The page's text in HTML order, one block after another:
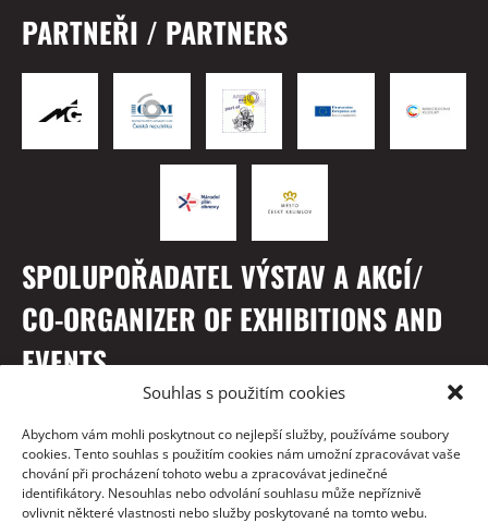
Souhlas s použitím cookies
Abychom vám mohli poskytnout co nejlepší služby, používáme soubory
cookies. Tento souhlas s použitím cookies nám umožní zpracovávat vaše
chování při procházení tohoto webu a zpracovávat jedinečné
identifikátory. Nesouhlas nebo odvolání souhlasu může nepříznivě
ovlivnit některé vlastnosti nebo služby poskytované na tomto webu.
PARTNEŘI / PARTNERS
SPOLUPOŘADATEL VÝSTAV A AKCÍ/
CO-ORGANIZER OF EXHIBITIONS AND
EVENTS